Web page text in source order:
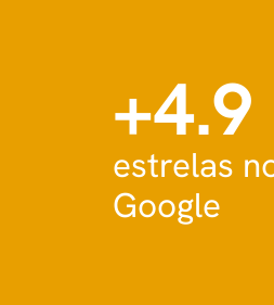
+4.9
estrelas
Google